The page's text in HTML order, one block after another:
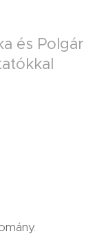
és Polgár